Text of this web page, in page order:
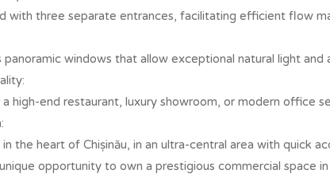
with three separate entrances, facilitating efficient flow
panoramic windows that allow exceptional natural light and
high-end restaurant, luxury showroom, or modern office
the heart of Chișinău, in an ultra-central area with quick
unique opportunity to own a prestigious commercial space